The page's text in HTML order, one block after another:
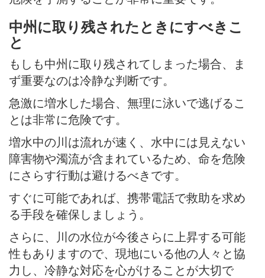
中州に取り残されたときにすべきこ
と
もしも中州に取り残されてしまった場合、ま
ず重要なのは冷静な判断です。
急激に増水した場合、無理に泳いで逃げるこ
とは非常に危険です。
増水中の川は流れが速く、水中には見えない
障害物や濁流が含まれているため、命を危険
にさらす行動は避けるべきです。
すぐに可能であれば、携帯電話で救助を求め
る手段を確保しましょう。
さらに、川の水位が今後さらに上昇する可能
性もありますので、現地にいる他の人々と協
力し、冷静な対応を心がけることが大切で